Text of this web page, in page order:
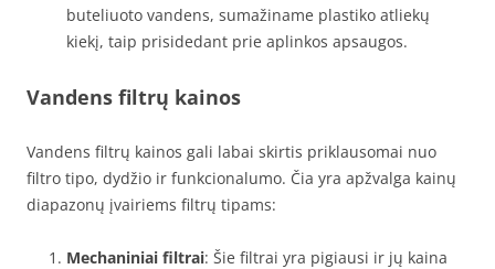
buteliuoto vandens, sumažiname plastiko atliekų
kiekį, taip prisidedant prie aplinkos apsaugos.
Vandens filtrų kainos
Vandens filtrų kainos gali labai skirtis priklausomai nuo
filtro tipo, dydžio ir funkcionalumo. Čia yra apžvalga kainų
diapazonų įvairiems filtrų tipams:
Mechaniniai filtrai: Šie filtrai yra pigiausi ir jų kaina